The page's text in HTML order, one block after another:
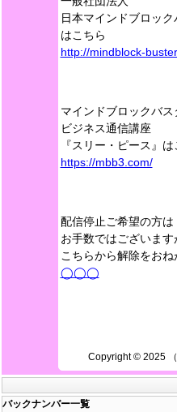
日本マインドブロッ
はこちら
http://mindblock-
マインドブロックバ
ビジネス通信講座
『スリー・ピース』は
https://mbb3.com/
配信停止ご希望の方は
お手数ではございます
こちらから解除をおね
◯◯◯
Copyright ©️ 2025
バックナンバー一覧